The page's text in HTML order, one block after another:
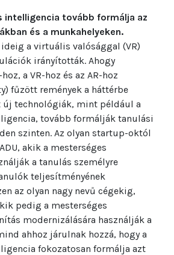
intelligencia tovább formálja az
és a munkahelyeken.
a virtuális valósággal (VR)
irányították. Ahogy
a VR-hoz és az AR-hoz
fűzött remények a háttérbe
új technológiák, mint például a
tovább formálják tanulási
szinten. Az olyan startup-októl
akik a mesterséges
a tanulás személyre
teljesítményének
az olyan nagy nevű cégekig,
pedig a mesterséges
modernizálására használják a
ahhoz járulnak hozzá, hogy a
fokozatosan formálja azt